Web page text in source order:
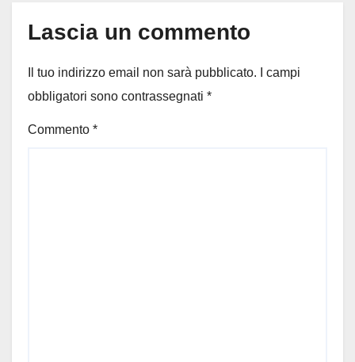
Lascia un commento
Il tuo indirizzo email non sarà pubblicato.
I campi
obbligatori sono contrassegnati *
Commento *